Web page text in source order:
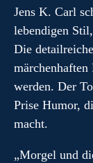
Jens K. Carl
lebendigen
Die
märchenhaften
werden. Der
Prise Humor,
macht.
„Morgel und